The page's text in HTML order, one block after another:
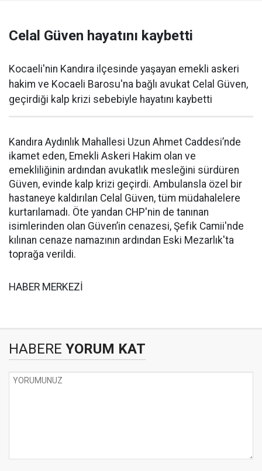
Celal Güven hayatını kaybetti
Kocaeli'nin Kandıra ilçesinde yaşayan emekli askeri
hakim ve Kocaeli Barosu'na bağlı avukat Celal Güven,
geçirdiği kalp krizi sebebiyle hayatını kaybetti
Kandıra Aydınlık Mahallesi Uzun Ahmet Caddesi’nde
ikamet eden, Emekli Askeri Hakim olan ve
emekliliğinin ardından avukatlık mesleğini sürdüren
Güven, evinde kalp krizi geçirdi. Ambulansla özel bir
hastaneye kaldırılan Celal Güven, tüm müdahalelere
kurtarılamadı. Öte yandan CHP'nin de tanınan
isimlerinden olan Güven’in cenazesi, Şefik Camii'nde
kılınan cenaze namazının ardından Eski Mezarlık'ta
toprağa verildi.
HABER MERKEZİ
HABERE YORUM KAT